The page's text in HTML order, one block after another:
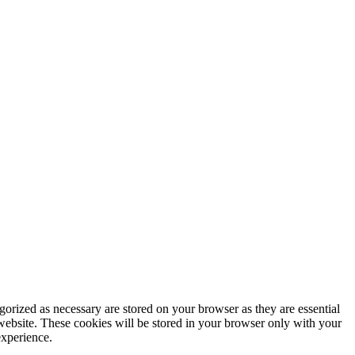
as necessary are stored on your browser as they are essential
These cookies will be stored in your browser only with your